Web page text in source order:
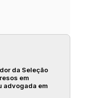
da Seleção
em
advogada em